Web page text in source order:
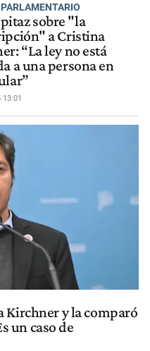
sobre "la
a Cristina
“La ley no está
a una persona en
13:01
y la comparó
un caso de